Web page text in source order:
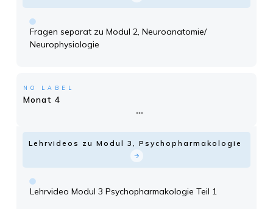
Fragen separat zu Modul 2, Neuroanatomie/
Neurophysiologie
NO LABEL
Monat 4
Lehrvideos zu Modul 3, Psychopharmakologie
Lehrvideo Modul 3 Psychopharmakologie Teil 1